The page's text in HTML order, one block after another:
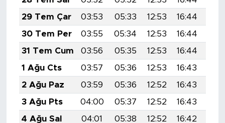
29 Tem Çar
03:53 05:33 12:53 16:44
30 Tem Per
03:55 05:34 12:53 16:44
31 Tem Cum
03:56 05:35 12:53 16:44
1 Ağu Cts
03:57 05:36 12:53 16:43
2 Ağu Paz
03:59 05:36 12:52 16:43
3 Ağu Pts
04:00 05:37 12:52 16:43
4 Ağu Sal
04:01 05:38 12:52 16:42